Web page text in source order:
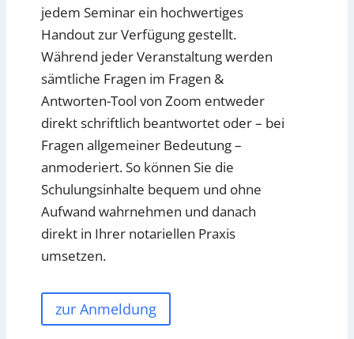
jedem Seminar ein hochwertiges
Handout zur Verfügung gestellt.
Während jeder Veranstaltung werden
sämtliche Fragen im Fragen &
Antworten-Tool von Zoom entweder
direkt schriftlich beantwortet oder – bei
Fragen allgemeiner Bedeutung –
anmoderiert. So können Sie die
Schulungsinhalte bequem und ohne
Aufwand wahrnehmen und danach
direkt in Ihrer notariellen Praxis
umsetzen.
zur Anmeldung